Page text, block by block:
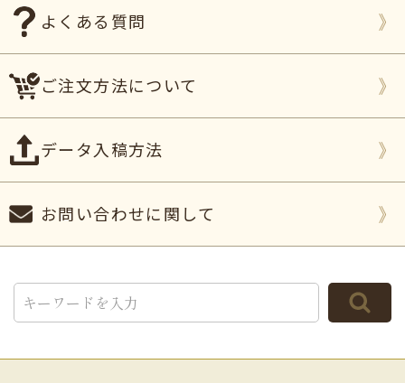
よくある質問
ご注文方法について
データ入稿方法
お問い合わせに関して